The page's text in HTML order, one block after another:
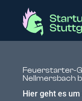
Feuerstarter-
Nellmersbach
Hier geht es